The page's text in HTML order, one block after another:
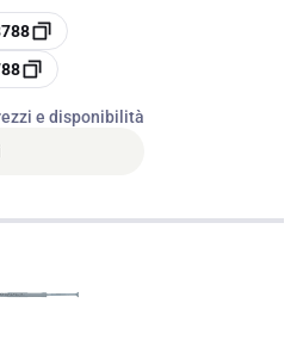
e disponibilità